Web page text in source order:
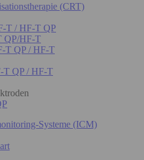
(CRT)
T / HF-T QP
QP/HF-T
T QP / HF-T
T QP / HF-T
Systeme (ICM)